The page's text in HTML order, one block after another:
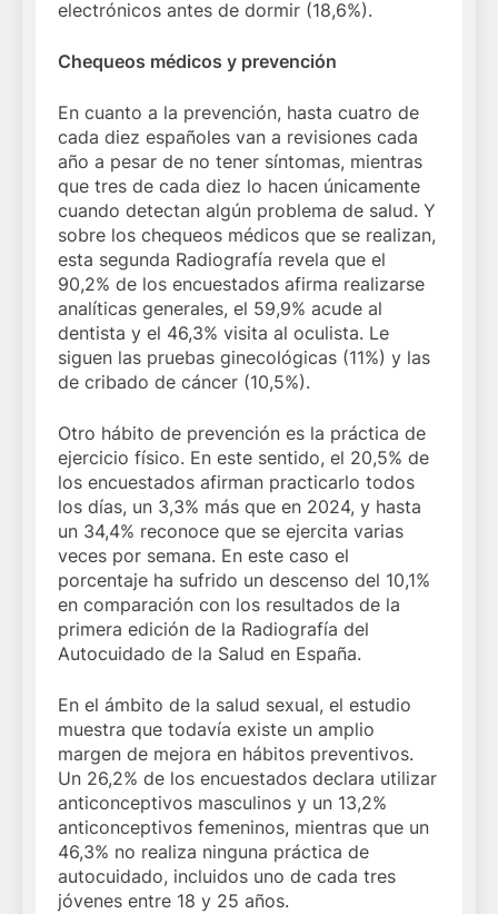
electrónicos antes de dormir (18,6%).
Chequeos médicos y prevención
En cuanto a la prevención, hasta cuatro de
cada diez españoles van a revisiones cada
año a pesar de no tener síntomas, mientras
que tres de cada diez lo hacen únicamente
cuando detectan algún problema de salud. Y
sobre los chequeos médicos que se realizan,
esta segunda Radiografía revela que el
90,2% de los encuestados afirma realizarse
analíticas generales, el 59,9% acude al
dentista y el 46,3% visita al oculista. Le
siguen las pruebas ginecológicas (11%) y las
de cribado de cáncer (10,5%).
Otro hábito de prevención es la práctica de
ejercicio físico. En este sentido, el 20,5% de
los encuestados afirman practicarlo todos
los días, un 3,3% más que en 2024, y hasta
un 34,4% reconoce que se ejercita varias
veces por semana. En este caso el
porcentaje ha sufrido un descenso del 10,1%
en comparación con los resultados de la
primera edición de la Radiografía del
Autocuidado de la Salud en España.
En el ámbito de la salud sexual, el estudio
muestra que todavía existe un amplio
margen de mejora en hábitos preventivos.
Un 26,2% de los encuestados declara utilizar
anticonceptivos masculinos y un 13,2%
anticonceptivos femeninos, mientras que un
46,3% no realiza ninguna práctica de
autocuidado, incluidos uno de cada tres
jóvenes entre 18 y 25 años.